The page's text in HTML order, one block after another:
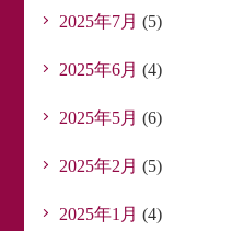
2025年7月 (5)
2025年6月 (4)
2025年5月 (6)
2025年2月 (5)
2025年1月 (4)